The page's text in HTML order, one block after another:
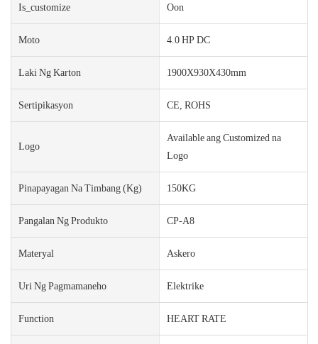
Is_customize Oon
Moto 4.0 HP DC
Laki Ng Karton 1900X930X430mm
Sertipikasyon CE, ROHS
Logo
Available ang Customized na
Logo
Pinapayagan Na Timbang (kg) 150KG
Pangalan Ng Produkto CP-A8
Materyal Askero
Uri Ng Pagmamaneho Elektrike
Function HEART RATE